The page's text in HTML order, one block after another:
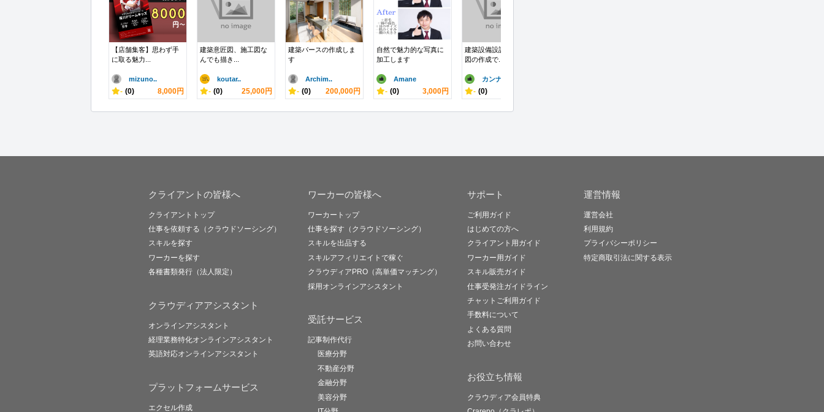
【店舗集客】思わず手
に取る魅力...
mizuno..
- (0) 8,000円
建築意匠図、施工図な
んでも描き...
koutar..
- (0) 25,000円
建築パースの作成しま
す
Archim..
- (0) 200,000円
自然で魅力的な写真に
加工します
Amane
- (0) 3,000円
建築設備設計図ｘ施工
図の作成で...
カンナミ
- (0)
クライアントの皆様へ
クライアントトップ
仕事を依頼する（クラウドソーシング）
スキルを探す
ワーカーを探す
各種書類発行（法人限定）
クラウディアアシスタント
オンラインアシスタント
経理業務特化オンラインアシスタント
英語対応オンラインアシスタント
プラットフォームサービス
エクセル作成
ワーカーの皆様へ
ワーカートップ
仕事を探す（クラウドソーシング）
スキルを出品する
スキルアフィリエイトで稼ぐ
クラウディアPRO（高単価マッチング）
採用オンラインアシスタント
受託サービス
記事制作代行
医療分野
不動産分野
金融分野
美容分野
サポート
ご利用ガイド
はじめての方へ
クライアント用ガイド
ワーカー用ガイド
スキル販売ガイド
仕事受発注ガイドライン
チャットご利用ガイド
手数料について
よくある質問
お問い合わせ
お役立ち情報
クラウディア会員特典
運営情報
運営会社
利用規約
プライバシーポリシー
特定商取引法に関する表示